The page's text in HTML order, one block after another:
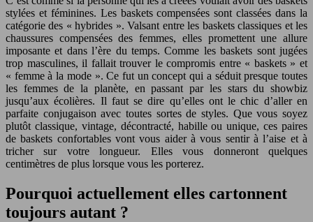
stylées et féminines. Les baskets compensées sont classées dans la
catégorie des « hybrides ». Valsant entre les baskets classiques et les
chaussures compensées des femmes, elles promettent une allure
imposante et dans l’ère du temps. Comme les baskets sont jugées
trop masculines, il fallait trouver le compromis entre « baskets » et
« femme à la mode ». Ce fut un concept qui a séduit presque toutes
les femmes de la planète, en passant par les stars du showbiz
jusqu’aux écolières. Il faut se dire qu’elles ont le chic d’aller en
parfaite conjugaison avec toutes sortes de styles. Que vous soyez
plutôt classique, vintage, décontracté, habille ou unique, ces paires
de baskets confortables vont vous aider à vous sentir à l’aise et à
tricher sur votre longueur. Elles vous donneront quelques
centimètres de plus lorsque vous les porterez.
Pourquoi actuellement elles cartonnent
toujours autant ?